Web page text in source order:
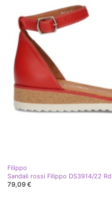
Filippo
Sandali rossi Filippo DS3914/22
79,09 €